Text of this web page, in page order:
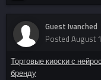
Guest Ivanched
Posted August
Торговые киоски с
бренду